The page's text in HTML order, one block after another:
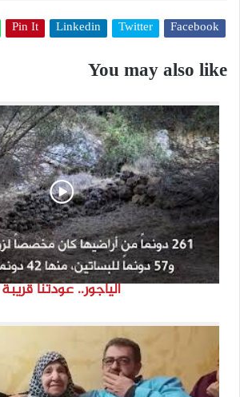
Facebook
Twitter
Linkedin
Pin It
You may also like
الياجور.. عودتنا قريبة